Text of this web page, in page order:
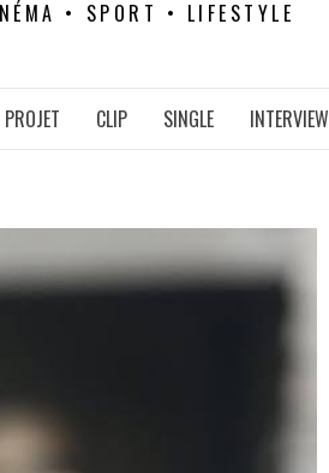
• SPORT • LIFESTYLE
PROJET CLIP SINGLE INTERVIEW